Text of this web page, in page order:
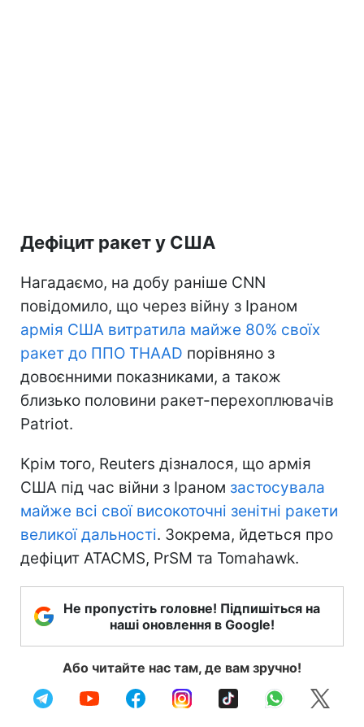
Дефіцит ракет у США
Нагадаємо, на добу раніше CNN
повідомило, що через війну з Іраном
армія США витратила майже 80% своїх
ракет до ППО THAAD порівняно з
довоєнними показниками, а також
близько половини ракет-перехоплювачів
Patriot.
Крім того, Reuters дізналося, що армія
США під час війни з Іраном застосувала
майже всі свої високоточні зенітні ракети
великої дальності. Зокрема, йдеться про
дефіцит ATACMS, PrSM та Tomahawk.
Не пропустіть головне! Підпишіться на
наші оновлення в Google!
Або читайте нас там, де вам зручно!